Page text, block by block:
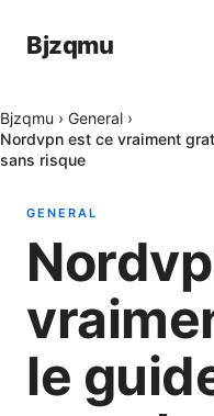
Bjzqmu
Bjzqmu › General ›
Nordvpn est ce vraiment
sans risque
GENERAL
le